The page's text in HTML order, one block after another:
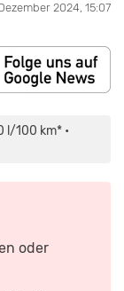
2024, 15:07
l/100 km* •
oder